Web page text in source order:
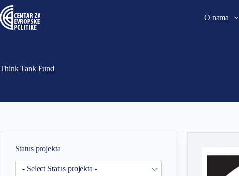
O nama
Think Tank Fund
Status projekta
- Select Status projekta -